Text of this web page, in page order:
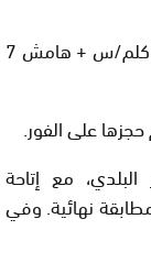
إذا لم تتجاوز السرعة القصوى 57 كلم/س (50 كلم/س + هامش 7
مع إتاحة
نهائية. وفي